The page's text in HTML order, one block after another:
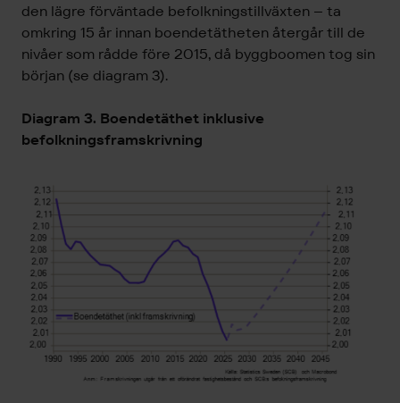
den lägre förväntade befolkningstillväxten – ta
omkring 15 år innan boendetätheten återgår till de
nivåer som rådde före 2015, då byggboomen tog sin
början (se diagram 3).
Diagram 3. Boendetäthet inklusive
befolkningsframskrivning